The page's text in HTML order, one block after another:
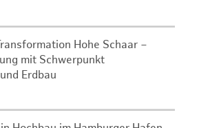
Hohe Schaar –
mit Schwerpunkt
Erdbau